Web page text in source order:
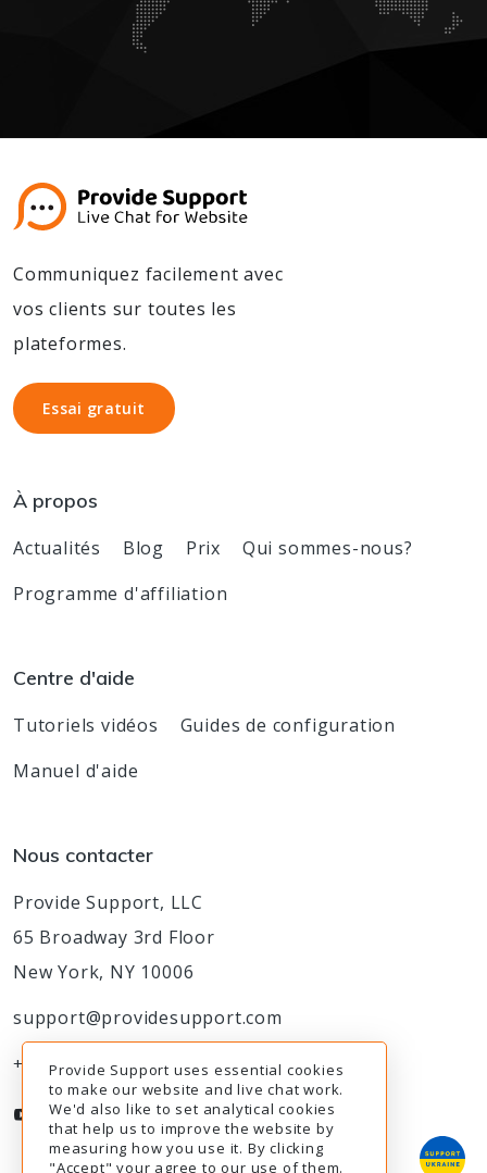
Communiquez facilement avec
vos clients sur toutes les
plateformes.
Essai gratuit
Essai gratuit
À propos
Actualités Blog Prix
Qui sommes-nous?
Programme d'affiliation
Centre d'aide
Tutoriels vidéos
Guides de configuration
Manuel d'aide
Nous contacter
Provide Support, LLC
65 Broadway 3rd Floor
New York, NY 10006
support@providesupport.com
+1-888-777-9930
Provide Support uses essential cookies
to make our website and live chat work.
We'd also like to set analytical cookies
that help us to improve the website by
measuring how you use it. By clicking
"Accept" your agree to our use of them.